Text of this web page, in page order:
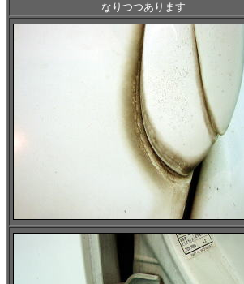
なりつつあります